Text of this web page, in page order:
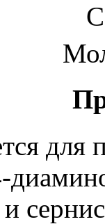
С
для
и